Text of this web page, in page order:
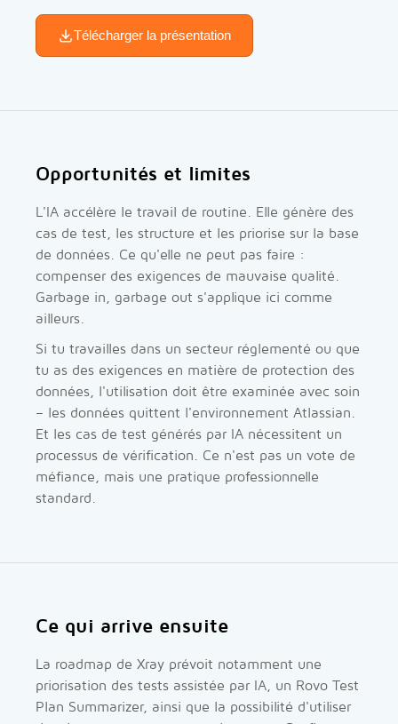
Télécharger la présentation
Opportunités et limites
L'IA accélère le travail de routine. Elle génère des
cas de test, les structure et les priorise sur la base
de données. Ce qu'elle ne peut pas faire :
compenser des exigences de mauvaise qualité.
Garbage in, garbage out s'applique ici comme
ailleurs.
Si tu travailles dans un secteur réglementé ou que
tu as des exigences en matière de protection des
données, l'utilisation doit être examinée avec soin
– les données quittent l'environnement Atlassian.
Et les cas de test générés par IA nécessitent un
processus de vérification. Ce n'est pas un vote de
méfiance, mais une pratique professionnelle
standard.
Ce qui arrive ensuite
La roadmap de Xray prévoit notamment une
priorisation des tests assistée par IA, un Rovo Test
Plan Summarizer, ainsi que la possibilité d'utiliser